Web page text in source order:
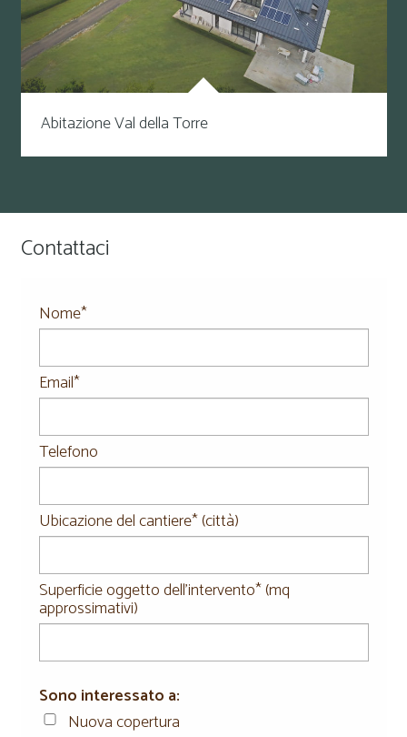
Abitazione Val della Torre
Contattaci
Nome*
Email*
Telefono
Ubicazione del cantiere* (città)
Superficie oggetto dell'intervento* (mq
approssimativi)
Sono interessato a:
Nuova copertura